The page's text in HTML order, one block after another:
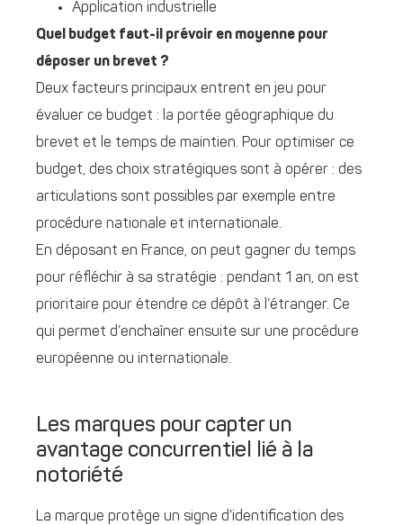
Application industrielle
Quel budget faut-il prévoir en moyenne pour
déposer un brevet ?
Deux facteurs principaux entrent en jeu pour
évaluer ce budget : la portée géographique du
brevet et le temps de maintien. Pour optimiser ce
budget, des choix stratégiques sont à opérer : des
articulations sont possibles par exemple entre
procédure nationale et internationale.
En déposant en France, on peut gagner du temps
pour réfléchir à sa stratégie : pendant 1 an, on est
prioritaire pour étendre ce dépôt à l’étranger. Ce
qui permet d’enchaîner ensuite sur une procédure
européenne ou internationale.
Les marques pour capter un
avantage concurrentiel lié à la
notoriété
La marque protège un signe d’identification des